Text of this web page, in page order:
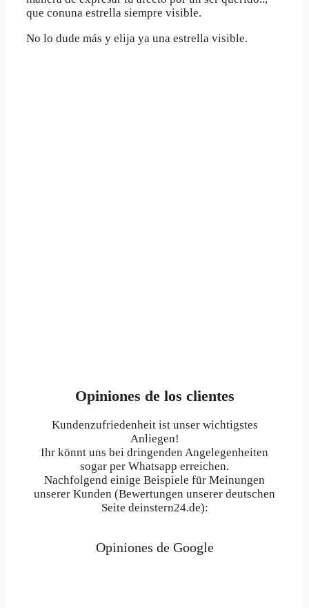
que conuna estrella siempre visible.
No lo dude más y elija ya una estrella visible.
Opiniones de los clientes
Kundenzufriedenheit ist unser wichtigstes
Anliegen!
Ihr könnt uns bei dringenden Angelegenheiten
sogar per Whatsapp erreichen.
Nachfolgend einige Beispiele für Meinungen
unserer Kunden (Bewertungen unserer deutschen
Seite deinstern24.de):
Opiniones de Google